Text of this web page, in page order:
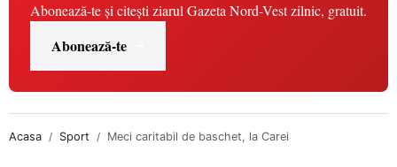
Abonează-te și citești ziarul Gazeta Nord-Vest zilnic, gratuit.
Abonează-te
Acasa Sport Meci caritabil de baschet, la Carei